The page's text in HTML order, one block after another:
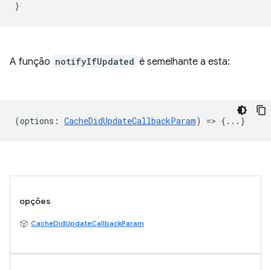
A função notifyIfUpdated é semelhante a esta:
(options : CacheDidUpdateCallbackParam) => {...}
opções
CacheDidUpdateCallbackParam